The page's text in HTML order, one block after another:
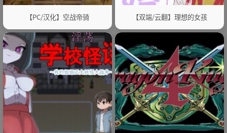
【PC/汉化】空战帝骑 【双端/云翻】理想的女孩